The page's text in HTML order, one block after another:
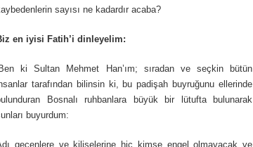
sayısı ne kadardır acaba?
en iyisi Fatih’i dinleyelim:
ki Sultan Mehmet Han’ım; sıradan ve seçkin bütün
tarafından bilinsin ki, bu padişah buyruğunu ellerinde
Bosnalı ruhbanlara büyük bir lütufta bulunarak
buyurdum:
geçenlere ve kiliselerine hiç kimse engel olmayacak ve